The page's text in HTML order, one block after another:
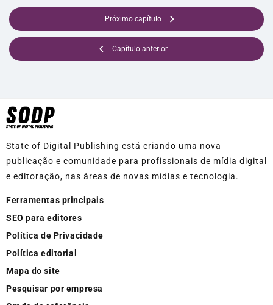
Capítulo anterior
Próximo capítulo
State of Digital Publishing está criando uma nova
publicação e comunidade para profissionais de mídia digital
e editoração, nas áreas de novas mídias e tecnologia.
Ferramentas principais
SEO para editores
Política de Privacidade
Política editorial
Mapa do site
Pesquisar por empresa